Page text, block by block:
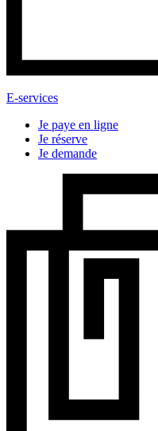
E-services
Je paye en ligne
Je réserve
Je demande